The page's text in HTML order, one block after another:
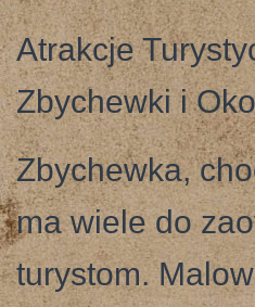
Atrakcje
Zbychewki i
Zbychewka,
ma wiele do
turystom.